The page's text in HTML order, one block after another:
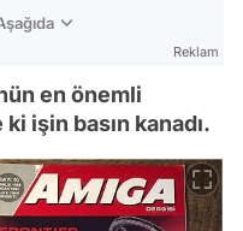
Reklam
en önemli
işin basın kanadı.